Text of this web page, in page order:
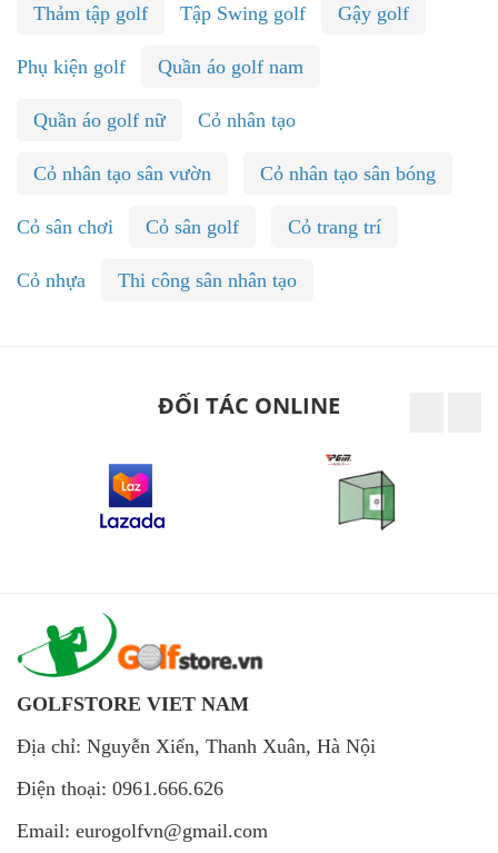
Thảm tập golf Tập Swing golf Gậy golf
Phụ kiện golf Quần áo golf nam
Quần áo golf nữ Cỏ nhân tạo
Cỏ nhân tạo sân vườn Cỏ nhân tạo sân bóng
Cỏ sân chơi Cỏ sân golf Cỏ trang trí
Cỏ nhựa Thi công sân nhân tạo
ĐỐI TÁC ONLINE
GOLFSTORE VIET NAM
Địa chỉ: Nguyễn Xiển, Thanh Xuân, Hà Nội
Điện thoại: 0961.666.626
Email: eurogolfvn@gmail.com